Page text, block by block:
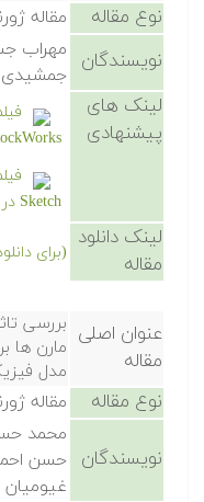
نوع مقاله مقاله
نویسندگان
مهراب
جمشیدی
لینک های
پیشنهادی
Sketch در نرم افزار سالیدورکز
لینک دانلود
مقاله
(برای
عنوان اصلی
مقاله
بررسی
مارن ها
مدل
نوع مقاله مقاله
نویسندگان
محمد
حسن
غیومیان